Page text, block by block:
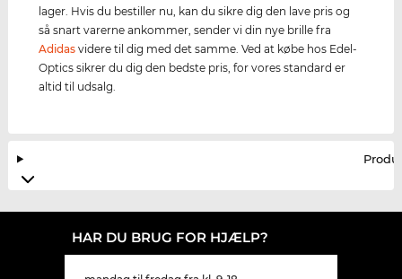
lager. Hvis du bestiller nu, kan du sikre dig den lave pris og
så snart varerne ankommer, sender vi din nye brille fra
Adidas videre til dig med det samme. Ved at købe hos Edel-
Optics sikrer du dig den bedste pris, for vores standard er
altid til udsalg.
HAR DU BRUG FOR HJÆLP?